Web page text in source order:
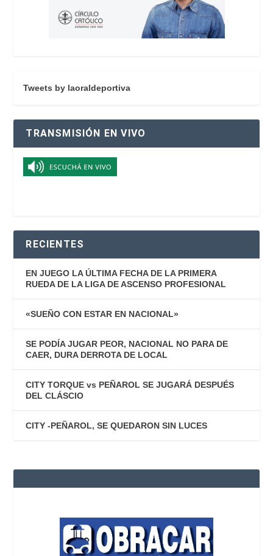
Tweets by laoraldeportiva
TRANSMISIÓN EN VIVO
RECIENTES
EN JUEGO LA ÚLTIMA FECHA DE LA PRIMERA
RUEDA DE LA LIGA DE ASCENSO PROFESIONAL
«SUEÑO CON ESTAR EN NACIONAL»
SE PODÍA JUGAR PEOR, NACIONAL NO PARA DE
CAER, DURA DERROTA DE LOCAL
CITY TORQUE vs PEÑAROL SE JUGARÁ DESPUÉS
DEL CLÁSCIO
CITY -PEÑAROL, SE QUEDARON SIN LUCES